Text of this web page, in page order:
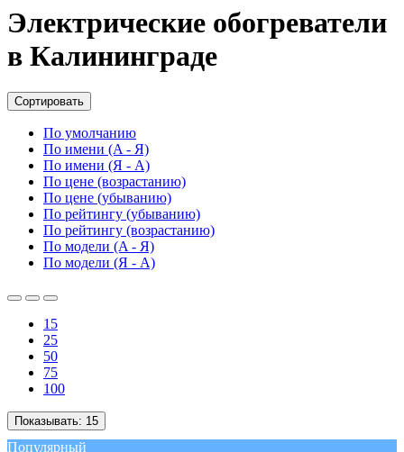
Электрические обогреватели
в Калининграде
Сортировать
По умолчанию
По имени (A - Я)
По имени (Я - A)
По цене (возрастанию)
По цене (убыванию)
По рейтингу (убыванию)
По рейтингу (возрастанию)
По модели (A - Я)
По модели (Я - A)
15
25
50
75
100
Показывать: 15
Популярный